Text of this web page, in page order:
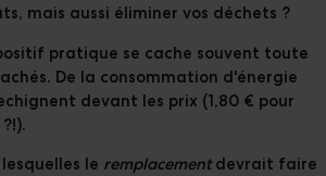
mais aussi éliminer vos déchets ?
pratique se cache souvent toute
De la consommation d'énergie
devant les prix (1,80 € pour
le remplacementdevrait faire